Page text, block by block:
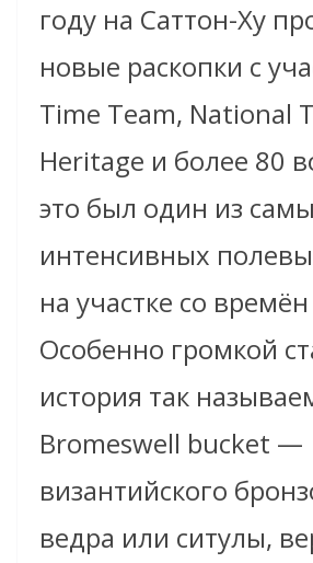
году на Саттон-Ху
новые раскопки с
Time Team, National
Heritage и более 80
это был один из
интенсивных
на участке со
Особенно громкой
история так
Bromeswell bucket —
византийского
ведра или ситулы,